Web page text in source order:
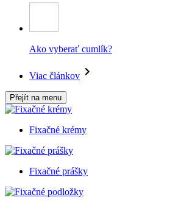
Ako vyberať cumlík?
Viac článkov
Přejít na menu
Fixačné krémy
Fixačné prášky